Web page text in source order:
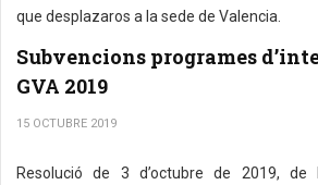
que desplazaros a la sede de Valencia.
Subvencions programes
GVA 2019
15 OCTUBRE 2019
Resolució de 3 d’octubre de 2019, de